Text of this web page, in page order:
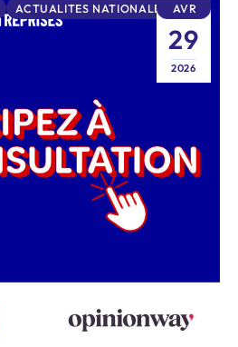
AVR
29
2026
ACTUALITES NATIONALES